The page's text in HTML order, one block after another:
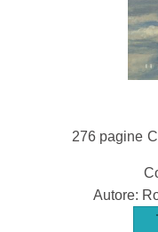
276 pagine
Autore: